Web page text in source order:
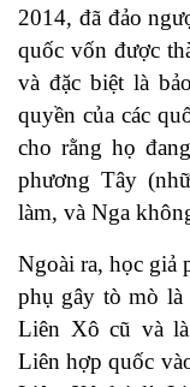
2014, đã đảo
quốc vốn được
và đặc biệt là
quyền của các
cho rằng họ
phương Tây
làm, và Nga
Ngoài ra, học giả
phụ gây tò mò là
Liên Xô cũ và
Liên hợp quốc